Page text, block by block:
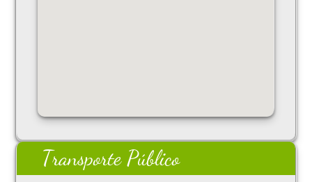
Transporte Público